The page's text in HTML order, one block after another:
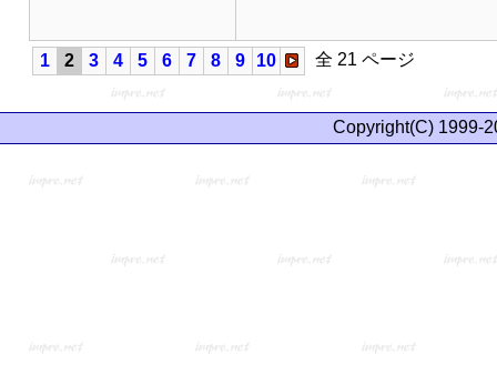
1 2 3 4 5 6 7 8 9 10 全 21 ページ
Copyright(C) 1999-